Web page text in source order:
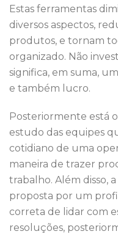
Estas ferramentas
diversos aspectos,
produtos, e tornam
organizado. Não
significa, em suma,
e também lucro.
Posteriormente está
estudo das equipes
cotidiano de uma
maneira de trazer
trabalho. Além disso,
proposta por um
correta de lidar com
resoluções,